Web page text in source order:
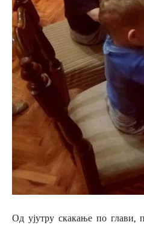
Од ујутру скакање по глави,